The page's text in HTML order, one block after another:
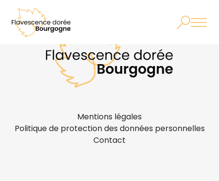
Mentions légales
Politique de protection des données personnelles
Contact